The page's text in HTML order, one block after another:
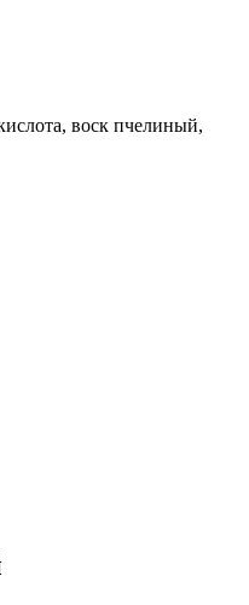
воск пчелиный,